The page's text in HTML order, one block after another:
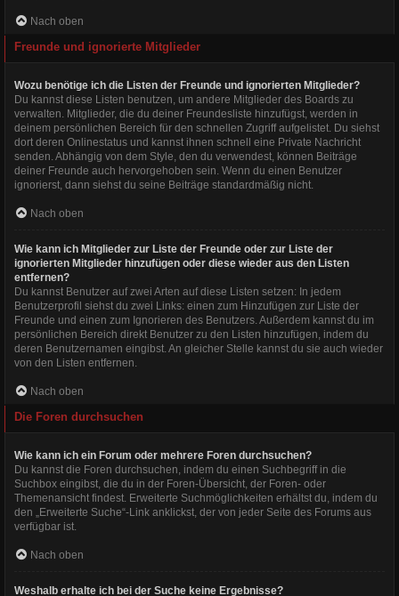
Nach oben
Freunde und ignorierte Mitglieder
Wozu benötige ich die Listen der Freunde und ignorierten Mitglieder?
Du kannst diese Listen benutzen, um andere Mitglieder des Boards zu
verwalten. Mitglieder, die du deiner Freundesliste hinzufügst, werden in
deinem persönlichen Bereich für den schnellen Zugriff aufgelistet. Du siehst
dort deren Onlinestatus und kannst ihnen schnell eine Private Nachricht
senden. Abhängig von dem Style, den du verwendest, können Beiträge
deiner Freunde auch hervorgehoben sein. Wenn du einen Benutzer
ignorierst, dann siehst du seine Beiträge standardmäßig nicht.
Nach oben
Wie kann ich Mitglieder zur Liste der Freunde oder zur Liste der
ignorierten Mitglieder hinzufügen oder diese wieder aus den Listen
entfernen?
Du kannst Benutzer auf zwei Arten auf diese Listen setzen: In jedem
Benutzerprofil siehst du zwei Links: einen zum Hinzufügen zur Liste der
Freunde und einen zum Ignorieren des Benutzers. Außerdem kannst du im
persönlichen Bereich direkt Benutzer zu den Listen hinzufügen, indem du
deren Benutzernamen eingibst. An gleicher Stelle kannst du sie auch wieder
von den Listen entfernen.
Nach oben
Die Foren durchsuchen
Wie kann ich ein Forum oder mehrere Foren durchsuchen?
Du kannst die Foren durchsuchen, indem du einen Suchbegriff in die
Suchbox eingibst, die du in der Foren-Übersicht, der Foren- oder
Themenansicht findest. Erweiterte Suchmöglichkeiten erhältst du, indem du
den „Erweiterte Suche“-Link anklickst, der von jeder Seite des Forums aus
verfügbar ist.
Nach oben
Weshalb erhalte ich bei der Suche keine Ergebnisse?